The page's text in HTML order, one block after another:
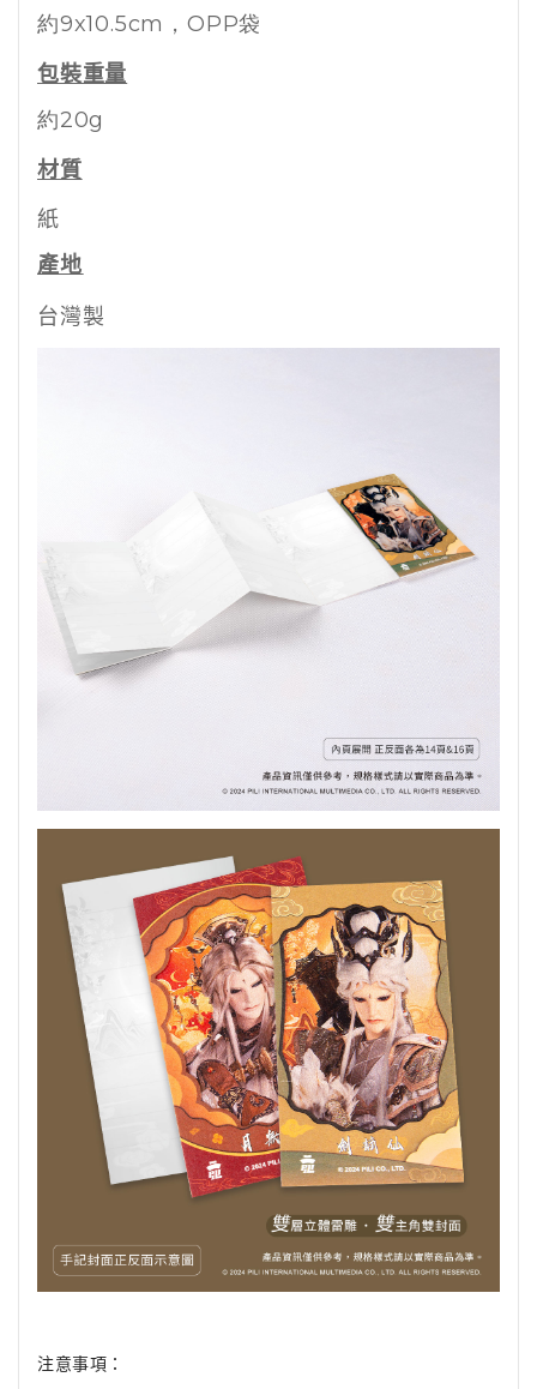
約9x10.5cm ，OPP袋
包裝重量
約20g
材質
紙
產地
台灣製
注意事項：